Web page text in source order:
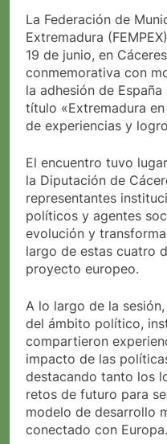
La Federación de
Extremadura
19 de junio, en
conmemorativa con
la adhesión de
título «Extremadura
de experiencias y
El encuentro tuvo
la Diputación de
representantes
políticos y agentes
evolución y
largo de estas cuatro
proyecto europeo.
A lo largo de la
del ámbito político,
compartieron
impacto de las
destacando tanto los
retos de futuro para
modelo de desarrollo
conectado con Europa.